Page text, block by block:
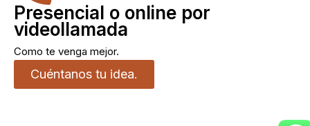
Presencial o online por
videollamada
Como te venga mejor.
Cuéntanos tu idea.